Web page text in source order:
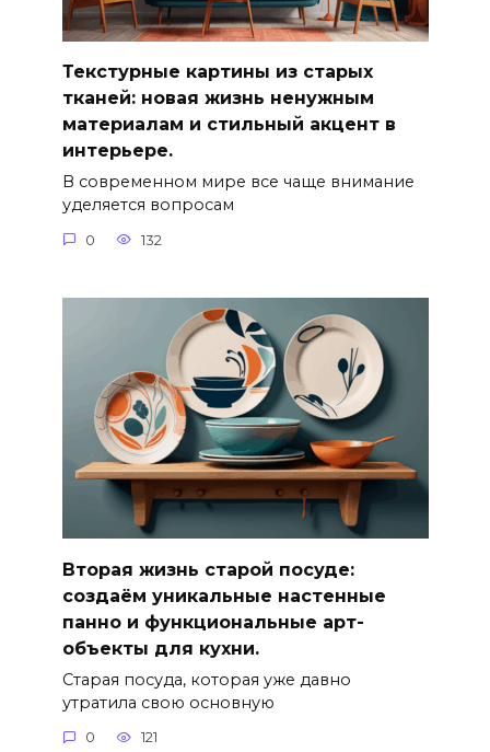
Текстурные картины из старых
тканей: новая жизнь ненужным
материалам и стильный акцент в
интерьере.
В современном мире все чаще внимание
уделяется вопросам
0 132
Вторая жизнь старой посуде:
создаём уникальные настенные
панно и функциональные арт-
объекты для кухни.
Старая посуда, которая уже давно
утратила свою основную
0 121